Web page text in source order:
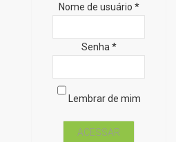
Nome de usuário *
Senha *
Lembrar de mim